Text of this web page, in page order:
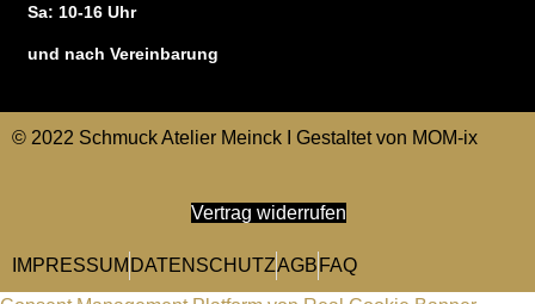
Sa: 10-16 Uhr
und nach Vereinbarung
© 2022 Schmuck Atelier Meinck I Gestaltet von MOM-ix
Vertrag widerrufen
IMPRESSUM DATENSCHUTZAGB FAQ